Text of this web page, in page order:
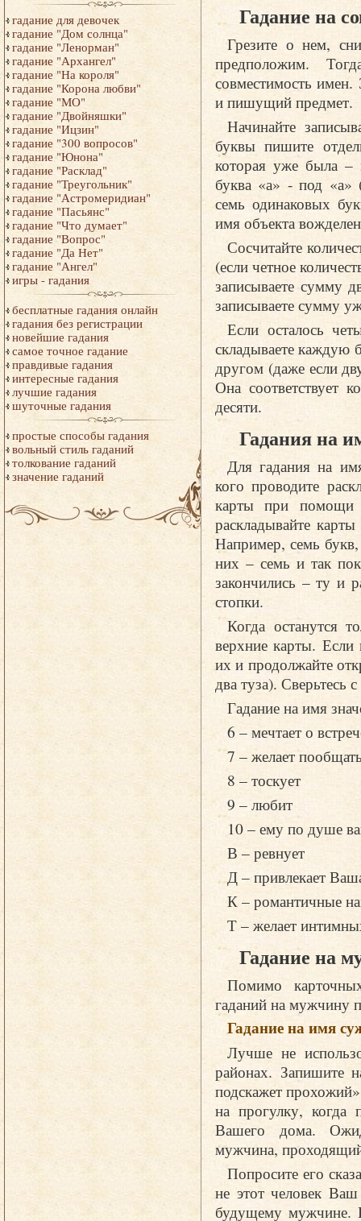
гадание для девочек
гадание "Дом солнца"
гадание "Ленорман"
гадание "Архангел"
гадание "На короля"
гадание "Корона любви"
гадание "МО"
гадание "Двойняшки"
гадание "Ицзин"
гадание "300 вопросов"
гадание "Юнона"
гадание "Расклад"
гадание "Треугольник"
гадание "Астромеридиан"
гадание "Пасьянс"
гадание "Что думает"
гадание "Вопрос"
гадание "Да Нет"
гадание "Ангел"
игры - гадания
бесплатные гадания онлайн
гадания без регистрации
новейшие гадания
самое точное гадание
правдивые гадания
интересные гадания
лучшие гадания
шуточные гадания
простые способы гадания
вольный стиль гаданий
толкование гаданий
значение гаданий
Гадание на
Грезите о нем,
предположим.
совместимость
и пишущий предмет.
Начинайте
буквы пишите
которая уже была –
буква «а» - под «а»
семь одинаковых
имя объекта
Сосчитайте
(если четное
записываете сумму
записываете сумму
Если осталось
складываете каждую
другом (даже если
Она соответствует
десяти.
Гадания на
Для гадания на
кого проводите
карты при помощи
раскладывайте
Например, семь
них – семь и так
закончились – ту и
стопки.
Когда останутся
верхние карты. Если
их и продолжайте
два туза). Сверьтесь
Гадание на имя
6 – мечтает о
7 – желает
8 – тоскует
9 – любит
10 – ему по душе
В – ревнует
Д – привлекает
К – романтичные
Т – желает
Гадание на
Помимо
гаданий на мужчину
Гадание на имя
Лучше не
районах. Запишите
подскажет
на прогулку, когда
Вашего дома.
мужчина,
Попросите его
не этот человек
будущему мужчине.